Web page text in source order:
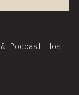
Podcast Host